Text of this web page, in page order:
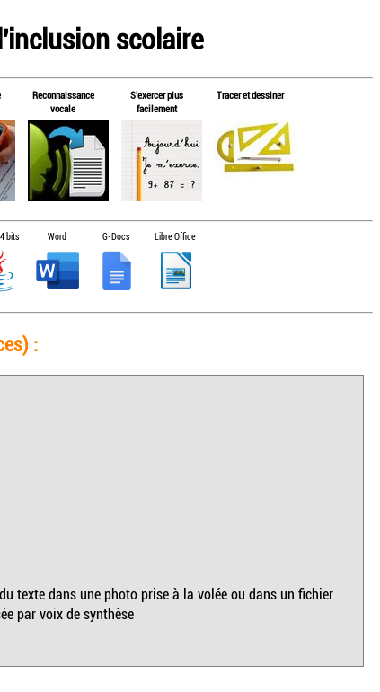
scolaire
Reconnaissance
vocale
S'exercer plus
facilement
Tracer et dessiner
bits Word G-Docs Libre Office
:
texte dans une photo prise à la volée ou dans un fichier
par voix de synthèse